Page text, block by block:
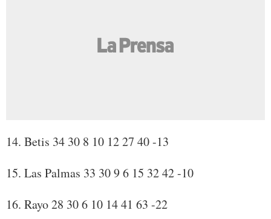
14. Betis 34 30 8 10 12 27 40 -13
15. Las Palmas 33 30 9 6 15 32 42 -10
16. Rayo 28 30 6 10 14 41 63 -22